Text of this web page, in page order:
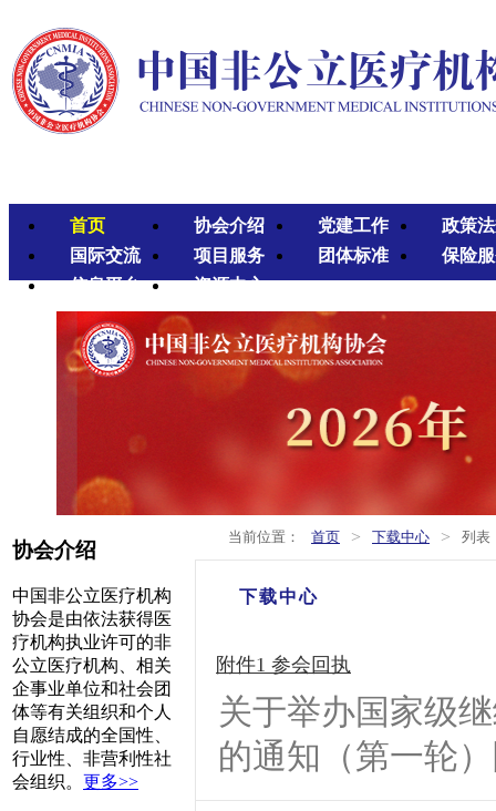
首页 协会介绍 党建工作
政策
国际交流
项目服务 团体标准
保险
信息平台
资源中心
协会介绍
中国非公立医疗机构
协会是由依法获得医
疗机构执业许可的非
公立医疗机构、相关
企事业单位和社会团
体等有关组织和个人
自愿结成的全国性、
行业性、非营利性社
会组织。 更多>>
当前位置： 首页 > 下载中心 > 列表
下载中心
附件1 参会回执
关于举办国家级
的通知（第一轮